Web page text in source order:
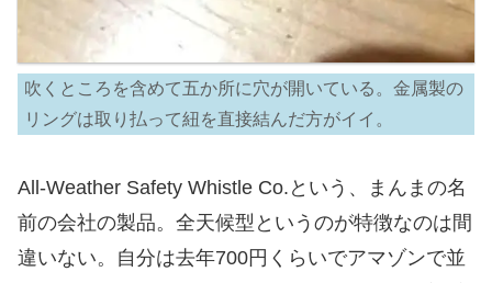
吹くところを含めて五か所に穴が開いている。金属製の
リングは取り払って紐を直接結んだ方がイイ。
All-Weather Safety Whistle Co.という、まんまの名
前の会社の製品。全天候型というのが特徴なのは間
違いない。自分は去年700円くらいでアマゾンで並